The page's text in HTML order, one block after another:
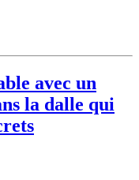
avec un
la dalle qui